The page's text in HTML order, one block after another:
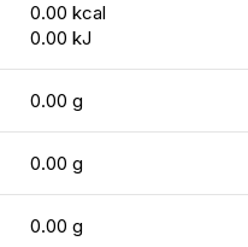
0.00 kcal
0.00 kJ
0.00 g
0.00 g
0.00 g